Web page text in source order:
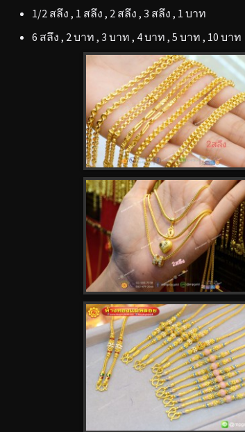
1/2 สลึง , 1 สลึง , 2 สลึง , 3 สลึง , 1 บาท
6 สลึง , 2 บาท , 3 บาท , 4 บาท , 5 บาท , 10 บาท